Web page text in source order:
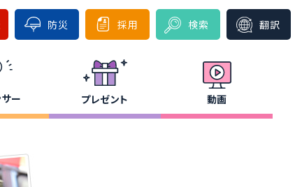
防災 採用 検索 翻訳
ー プレゼント 動画